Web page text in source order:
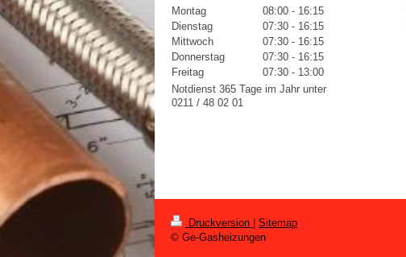
Montag 08:00 - 16:15
Dienstag
07:30 - 16:15
Mittwoch
07:30 - 16:15
Donnerstag
07:30 - 16:15
Freitag
07:30 - 13:00
Notdienst 365 Tage im Jahr unter
0211 / 48 02 01
Druckversion
Sitemap
© Ge-Gasheizungen